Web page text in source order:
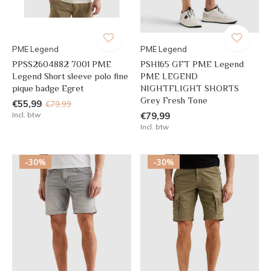
PME Legend
PPSS2604882 7001 PME
Legend Short sleeve polo fine
pique badge Egret
€55,99 €79,99
Incl. btw
PME Legend
PSH165 GFT PME Legend
PME LEGEND
NIGHTFLIGHT SHORTS
Grey Fresh Tone
€79,99
Incl. btw
-30% -30%